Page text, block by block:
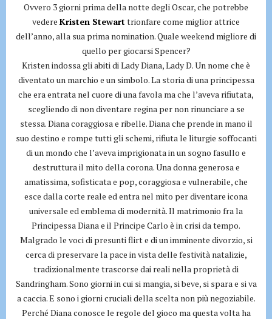
Ovvero 3 giorni prima della notte degli Oscar, che potrebbe
vedere Kristen Stewarttrionfare come miglior attrice
dell’anno, alla sua prima nomination. Quale weekend migliore di
quello per giocarsi Spencer?
Kristen indossa gli abiti di Lady Diana, Lady D. Un nome che è
diventato un marchio e un simbolo. La storia di una principessa
che era entrata nel cuore di una favola ma che l’aveva rifiutata,
scegliendo di non diventare regina per non rinunciare a se
stessa. Diana coraggiosa e ribelle. Diana che prende in mano il
suo destino e rompe tutti gli schemi, rifiuta le liturgie soffocanti
di un mondo che l’aveva imprigionata in un sogno fasullo e
destruttura il mito della corona. Una donna generosa e
amatissima, sofisticata e pop, coraggiosa e vulnerabile, che
esce dalla corte reale ed entra nel mito per diventare icona
universale ed emblema di modernità. Il matrimonio fra la
Principessa Diana e il Principe Carlo è in crisi da tempo.
Malgrado le voci di presunti flirt e di un imminente divorzio, si
cerca di preservare la pace in vista delle festività natalizie,
tradizionalmente trascorse dai reali nella proprietà di
Sandringham. Sono giorni in cui si mangia, si beve, si spara e si va
a caccia. E sono i giorni cruciali della scelta non più negoziabile.
Perché Diana conosce le regole del gioco ma questa volta ha